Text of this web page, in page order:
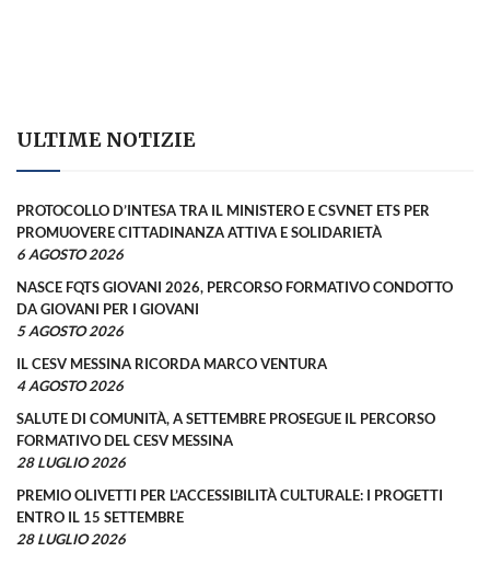
ULTIME NOTIZIE
PROTOCOLLO D’INTESA TRA IL MINISTERO E CSVNET ETS PER
PROMUOVERE CITTADINANZA ATTIVA E SOLIDARIETÀ
6 AGOSTO 2026
NASCE FQTS GIOVANI 2026, PERCORSO FORMATIVO CONDOTTO
DA GIOVANI PER I GIOVANI
5 AGOSTO 2026
IL CESV MESSINA RICORDA MARCO VENTURA
4 AGOSTO 2026
SALUTE DI COMUNITÀ, A SETTEMBRE PROSEGUE IL PERCORSO
FORMATIVO DEL CESV MESSINA
28 LUGLIO 2026
PREMIO OLIVETTI PER L’ACCESSIBILITÀ CULTURALE: I PROGETTI
ENTRO IL 15 SETTEMBRE
28 LUGLIO 2026